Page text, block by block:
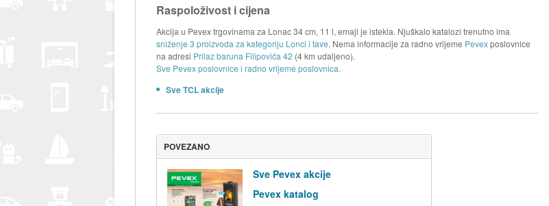
Raspoloživost i cijena
Akcija u Pevex trgovinama za Lonac 34 cm, 11 l, emajl je istekla. Njuškalo katalozi trenutno ima
sniženje 3 proizvoda za kategoriju Lonci i tave. Nema informacije za radno vrijeme Pevexposlovnice
na adresi Prilaz baruna Filipovića 42 (4 km udaljeno).
Sve Pevex poslovnice i radno vrijeme poslovnica.
Sve TCL akcije
POVEZANO
Sve Pevex akcije
Pevex katalog